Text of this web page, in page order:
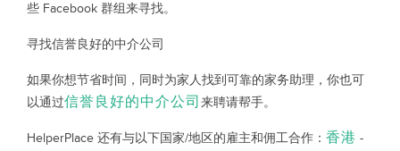
些 Facebook 群组来寻找。
寻找信誉良好的中介公司
如果你想节省时间，同时为家人找到可靠的家务助理，你也可
以通过信誉良好的中介公司 来聘请帮手。
HelperPlace 还有与以下国家/地区的雇主和佣工合作： 香港 -